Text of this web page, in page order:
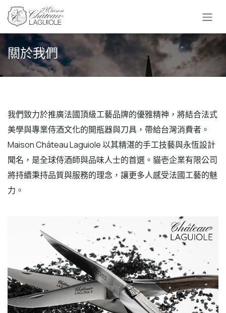
跳至內容
關於我們
我們致力於推廣法國頂級工藝品牌的優雅精神，將結合法式
美學與專業侍酒文化的開瓶器與刀具，帶給台灣消費者。
Maison Château Laguiole 以其精湛的手工技藝與永恆設計
聞名，是全球侍酒師與品味人士的首選。貓壱企業有限公司
將持續秉持品質與服務的理念，讓更多人感受法國工藝的魅
力。